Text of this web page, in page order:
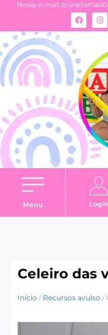
Nosso e-mail:
Menu Login
Celeiro das
Início / Recursos avulso /